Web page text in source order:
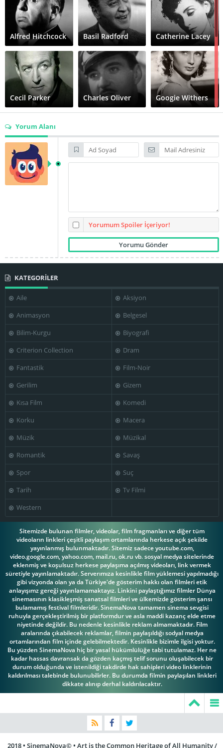
Alfred Hitchcock Basil Radford Catherine Lacey
Cecil Parker Charles Oliver Googie Withers
Linden Travers
Margaret
Lockwood
Mary Clare
Michael
Redgrave
Naunton Wayne
Paul Lukas
Yorum Alanı
Yorumum Spoiler İçeriyor!
KATEGORİLER
Aile
Aksiyon
Animasyon
Belgesel
Bilim-Kurgu
Biyografi
Criterion Collection
Dram
Fantastik
Film-Noir
Gerilim
Gizem
Kısa Film
Komedi
Korku
Macera
Müzik
Müzikal
Romantik
Savaş
Spor
Suç
Tarih
Tv Filmi
Western
Sitemizde bulunan filmler, videolar, film fragmanları ve diğer tüm
videoların linkleri çeşitli paylaşım ortamlarında herkese açık şekilde
yayınlanmış bulunmaktadır. Sitemiz sadece youtube.com,
video.google.com, yahoo.com, mail.ru, ok.ru vb. sosyal medya sitelerinde
eklenmiş ve koşulsuz herkese paylaşıma açılmış videoları, link vermek
süretiyle yayınlamaktadır. Serverımıza kesinlikle film yüklemesi yapılmadığı
gibi vizyonda olan ya da Türkiye'de gösterim hakkı olan filmleri etik
anlayışımz gereği yayınlamamaktayız. Linkini paylaştığımız filmler Dünya
sinemasının klasikleşmiş sanatsal filmleri ve ülkemizde gösterim şansı
bulamamış festival filmleridir. SinemaNova tamamen sinema sevgisi
ruhuyla gerçekleştirilmiş bir platformdur ve asla maddi kazanç elde etme
niyetinde değildir. Bu nedenle kesinlikle reklam almamaktadır. Film
aralarında çıkabilecek reklamlar, filmin paylaşıldığı sodyal medya
ortamlarından film içinde gelebilmektedir. Kesinlikle bizimle ilgisi yoktur.
Bu yüzden SinemaNova hiç bir yasal hükümlülüğe tabi tutulamaz. Her ne
kadar hassas davransak da gözden kaçmış telif sorunu oluşabilecek bir
durum olduğunda ve istenildiği takdirde hak sahipleri video linklerinin
kaldırılması talebinde bulunubilirler. Bu durumda filmin paylaşılan linkleri
dikkate alınıp derhal kaldırılacaktır.
2018 • SinemaNova© • Art is the Common Heritage of All Humanity /